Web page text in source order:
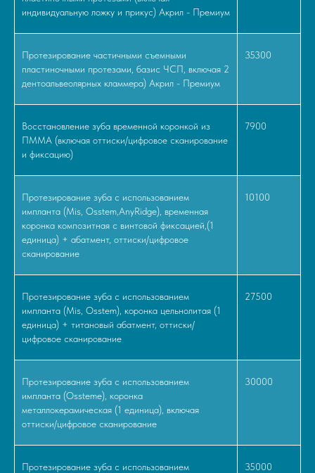
индивидуальную ложку и прикус) Акрил - Премиум
Протезирование частичными съемными
пластиночными протезами, базис ЧСП, включая 2
дентоальвеолярных кламмера) Акрил - Премиум
35300
Восстановление зуба временной коронкой из
ПММА (включая оттиски/цифровое сканирование
и фиксацию)
7900
Протезирование зуба с использованием
импланта (Mis, Osstem,AnyRidge), временная
коронка композитная с винтовой фиксацией,(1
единица) + абатмент, оттиски/цифровое
сканирование
10100
Протезирование зуба с использованием
импланта (Mis, Osstem), коронка цельнолитая (1
единица) + титановый абатмент, оттиски/
цифровое сканирование
27500
Протезирование зуба с использованием
импланта (Ossteme), коронка
металлокерамическая (1 единица), включая
оттиски/цифровое сканирование
30000
Протезирование зуба с использованием
35000